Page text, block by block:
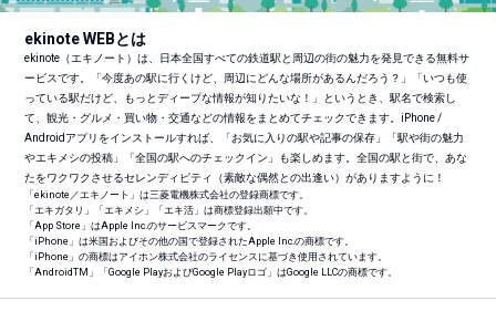
ekinote WEBとは
ekinote（エキノート）は、日本全国すべての鉄道駅と周辺の街の魅力を発見できる無料サ
ービスです。「今度あの駅に行くけど、周辺にどんな場所があるんだろう？」「いつも使
っている駅だけど、もっとディープな情報が知りたいな！」というとき、駅名で検索し
て、観光・グルメ・買い物・交通などの情報をまとめてチェックできます。iPhone /
Androidアプリをインストールすれば、「お気に入りの駅や記事の保存」「駅や街の魅力
やエキメシの投稿」「全国の駅へのチェックイン」も楽しめます。全国の駅と街で、あな
たをワクワクさせるセレンディピティ（素敵な偶然との出逢い）がありますように！
「ekinote／エキノート」は三菱電機株式会社の登録商標です。
「エキガタリ」「エキメシ」「エキ活」は商標登録出願中です。
「App Store」はApple Inc.のサービスマークです。
「iPhone」は米国およびその他の国で登録されたApple Inc.の商標です。
「iPhone」の商標はアイホン株式会社のライセンスに基づき使用されています。
「AndroidTM 」「Google PlayおよびGoogle Playロゴ」はGoogle LLCの商標です。